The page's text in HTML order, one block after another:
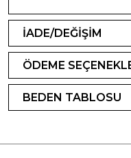
İADE/DEĞİŞİM
ÖDEME
BEDEN TABLOSU